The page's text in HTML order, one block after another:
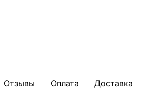
Отзывы Оплата Доставка